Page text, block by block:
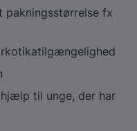
pakningsstørrelse fx
til unge, der har